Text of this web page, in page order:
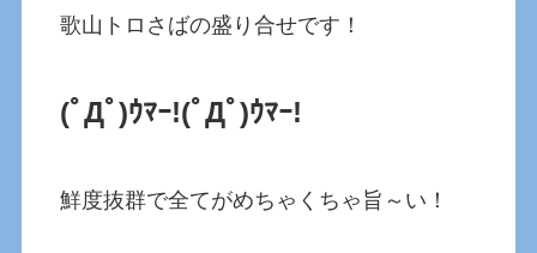
歌山トロさばの盛り合せです！
(ﾟДﾟ)ｳﾏｰ!(ﾟДﾟ)ｳﾏｰ!
鮮度抜群で全てがめちゃくちゃ旨～い！